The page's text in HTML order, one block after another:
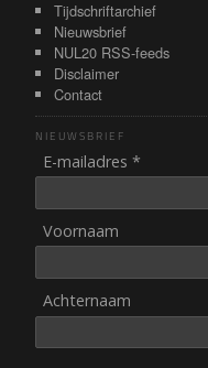
Tijdschriftarchief
Nieuwsbrief
NUL20 RSS-feeds
Disclaimer
Contact
NIEUWSBRIEF
E-mailadres *
Voornaam
Achternaam